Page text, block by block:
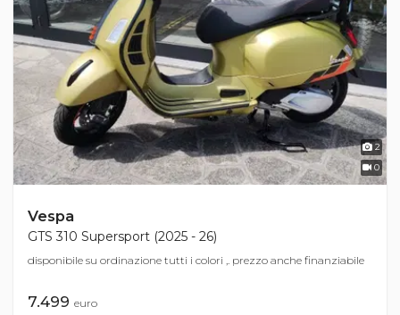
2
0
Vespa
GTS 310 Supersport (2025 - 26)
disponibile su ordinazione tutti i colori ,. prezzo anche finanziabile
7.499 euro